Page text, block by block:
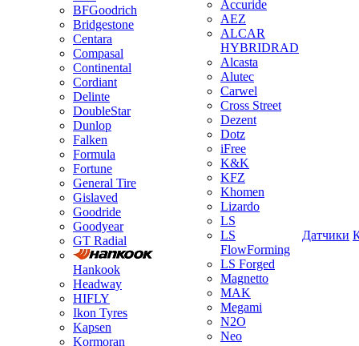
BFGoodrich
Bridgestone
Centara
Compasal
Continental
Cordiant
Delinte
DoubleStar
Dunlop
Falken
Formula
Fortune
General Tire
Gislaved
Goodride
Goodyear
GT Radial
Hankook
Headway
HIFLY
Ikon Tyres
Kapsen
Kormoran
Accuride
AEZ
ALCAR
HYBRIDRAD
Alcasta
Alutec
Carwel
Cross Street
Dezent
Dotz
iFree
K&K
KFZ
Khomen
Lizardo
LS
LS
FlowForming
LS Forged
Magnetto
MAK
Megami
N2O
Neo
Датчики